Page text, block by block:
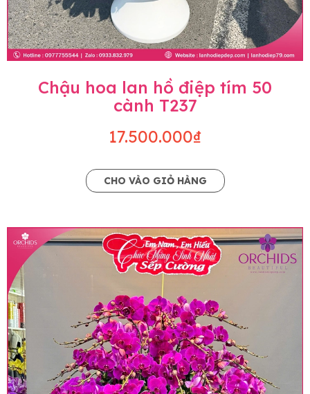
Chậu hoa lan hồ điệp tím 50
cành T237
17.500.000₫
CHO VÀO GIỎ HÀNG